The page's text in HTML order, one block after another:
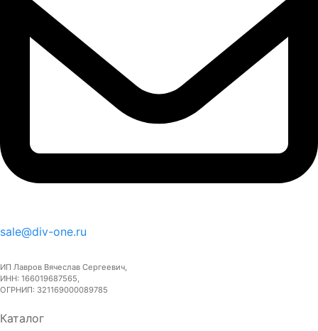
sale@div-one.ru
ИП Лавров Вячеслав Сергеевич,
ИНН: 166019687565,
ОГРНИП: 321169000089785
Каталог